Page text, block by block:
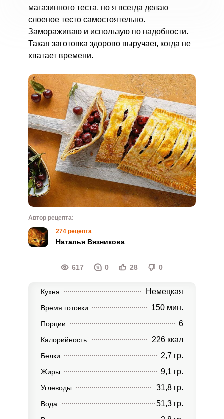
магазинного теста, но я всегда делаю
слоеное тесто самостоятельно.
Замораживаю и использую по надобности.
Такая заготовка здорово выручает, когда не
хватает времени.
Автор рецепта:
274 рецепта
Наталья Вязникова
617 0 28 0
Кухня Немецкая
Время готовки 150 мин.
Порции 6
Калорийность 226 ккал
Белки 2,7 гр.
Жиры 9,1 гр.
Углеводы 31,8 гр.
Вода 51,3 гр.